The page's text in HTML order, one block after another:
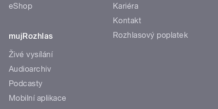
eShop
mujRozhlas
Živé vysílání
Audioarchiv
Podcasty
Mobilní aplikace
Kariéra
Kontakt
Rozhlasový poplatek